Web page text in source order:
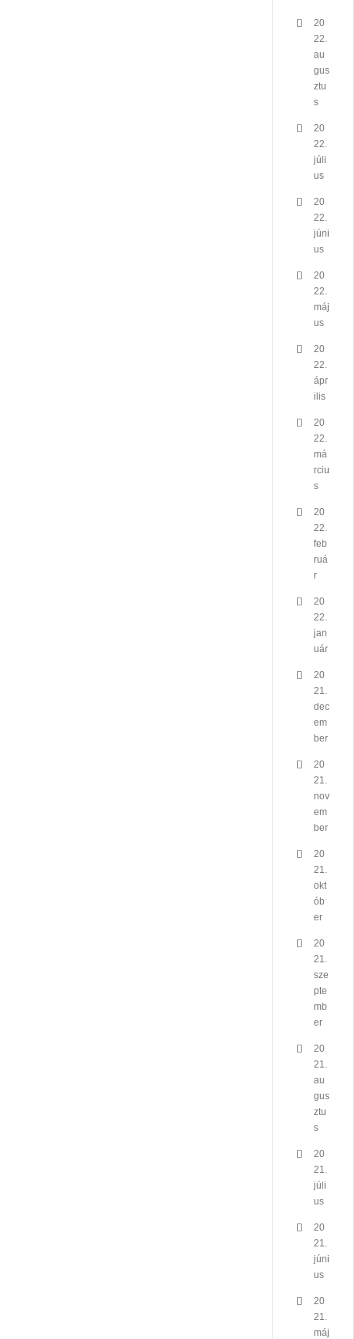
20
22.
au
gus
ztu
s
20
22.
júli
us
20
22.
júni
us
20
22.
máj
us
20
22.
ápr
ilis
20
22.
má
rciu
s
20
22.
feb
ruá
r
20
22.
jan
uár
20
21.
dec
em
ber
20
21.
nov
em
ber
20
21.
okt
ób
er
20
21.
sze
pte
mb
er
20
21.
au
gus
ztu
s
20
21.
júli
us
20
21.
júni
us
20
21.
máj